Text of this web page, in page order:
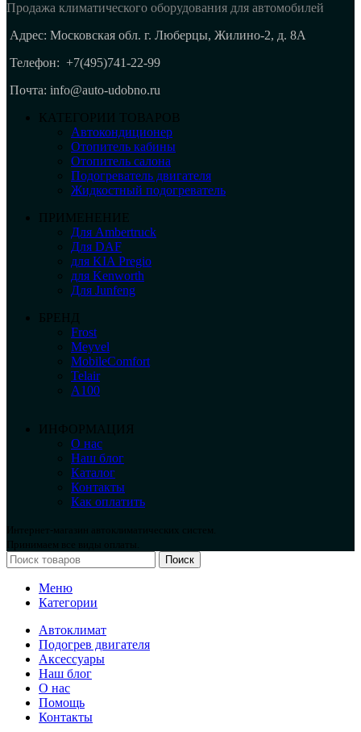
Продажа климатического оборудования для автомобилей
Адрес: Московская обл. г. Люберцы, Жилино-2, д. 8A
Телефон: +7(495)741-22-99
Почта: info@auto-udobno.ru
КАТЕГОРИИ ТОВАРОВ
Автокондиционер
Отопитель кабины
Отопитель салона
Подогреватель двигателя
Жидкостный подогреватель
ПРИМЕНЕНИЕ
Для Ambertruck
Для DAF
для KIA Pregio
для Kenworth
Для Junfeng
БРЕНД
Frost
Meyvel
MobileComfort
Telair
А100
ИНФОРМАЦИЯ
О нас
Наш блог
Каталог
Контакты
Как оплатить
Интернет-магазин автоклиматических систем.
Принимаем все виды оплаты.
Поиск
Меню
Категории
Автоклимат
Подогрев двигателя
Аксессуары
Наш блог
О нас
Помощь
Контакты